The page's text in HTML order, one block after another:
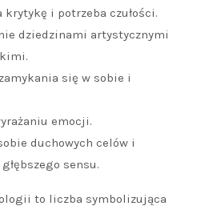
krytykę i potrzeba czułości.
dziedzinami artystycznymi
się w sobie i
emocji.
duchowych celów i
sensu.
to liczba symbolizująca